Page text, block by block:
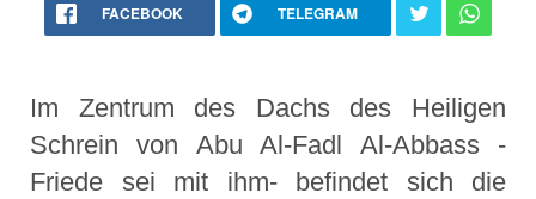
FACEBOOK TELEGRAM
Im Zentrum des Dachs des Heiligen
Schrein von Abu Al-Fadl Al-Abbass -
Friede sei mit ihm- befindet sich die